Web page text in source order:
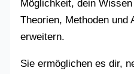
Möglichkeit, dein
Theorien, Methoden und
erweitern.
Sie ermöglichen es dir,